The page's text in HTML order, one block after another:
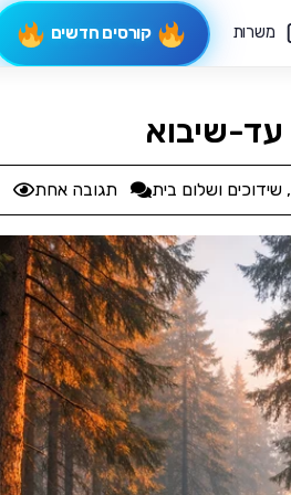
משרות קורסים חדשים
עד-שיבוא
,שידוכים ושלום בית תגובה אחת